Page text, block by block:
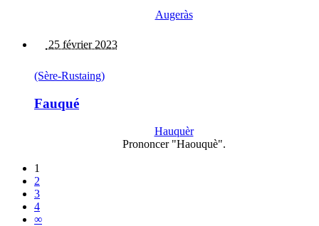
Augeràs
25 février 2023
(Sère-Rustaing)
Fauqué
Hauquèr
Prononcer "Haouquè".
1
2
3
4
∞